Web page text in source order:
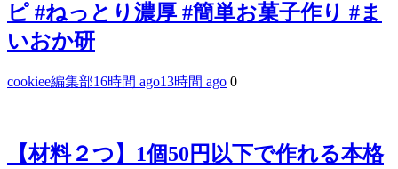
ピ #ねっとり濃厚 #簡単お菓子作り #ま
いおか研
cookiee編集部16時間 ago13時間 ago 0
【材料２つ】1個50円以下で作れる本格